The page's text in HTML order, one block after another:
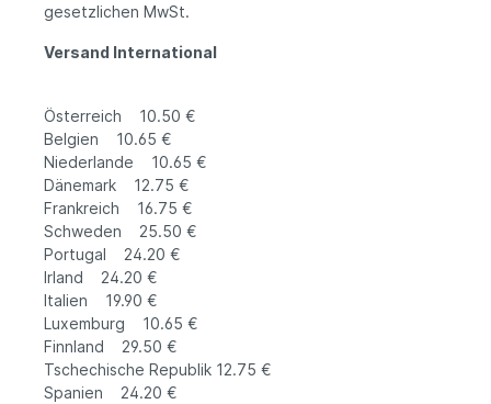
gesetzlichen MwSt.
Versand International
Österreich 10.50 €
Belgien 10.65 €
Niederlande 10.65 €
Dänemark 12.75 €
Frankreich 16.75 €
Schweden 25.50 €
Portugal 24.20 €
Irland 24.20 €
Italien 19.90 €
Luxemburg 10.65 €
Finnland 29.50 €
Tschechische Republik 12.75 €
Spanien 24.20 €